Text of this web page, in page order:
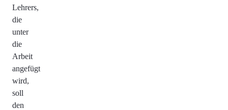
Lehrers,
die
unter
die
Arbeit
angefügt
wird,
soll
den